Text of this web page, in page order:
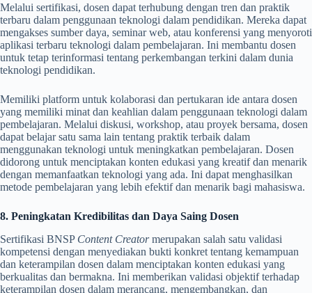
Melalui sertifikasi, dosen dapat terhubung dengan tren dan praktik
terbaru dalam penggunaan teknologi dalam pendidikan. Mereka dapat
mengakses sumber daya, seminar web, atau konferensi yang menyoroti
aplikasi terbaru teknologi dalam pembelajaran. Ini membantu dosen
untuk tetap terinformasi tentang perkembangan terkini dalam dunia
teknologi pendidikan.
Memiliki platform untuk kolaborasi dan pertukaran ide antara dosen
yang memiliki minat dan keahlian dalam penggunaan teknologi dalam
pembelajaran. Melalui diskusi, workshop, atau proyek bersama, dosen
dapat belajar satu sama lain tentang praktik terbaik dalam
menggunakan teknologi untuk meningkatkan pembelajaran. Dosen
didorong untuk menciptakan konten edukasi yang kreatif dan menarik
dengan memanfaatkan teknologi yang ada. Ini dapat menghasilkan
metode pembelajaran yang lebih efektif dan menarik bagi mahasiswa.
8. Peningkatan Kredibilitas dan Daya Saing Dosen
Sertifikasi BNSP Content Creatormerupakan salah satu validasi
kompetensi dengan menyediakan bukti konkret tentang kemampuan
dan keterampilan dosen dalam menciptakan konten edukasi yang
berkualitas dan bermakna. Ini memberikan validasi objektif terhadap
keterampilan dosen dalam merancang, mengembangkan, dan